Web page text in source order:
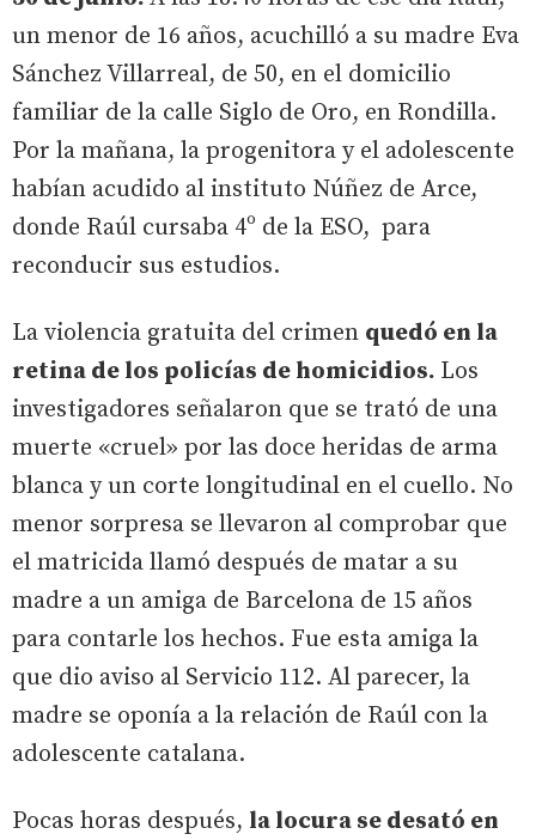
un menor de 16 años, acuchilló a su madre Eva
Sánchez Villarreal, de 50, en el domicilio
familiar de la calle Siglo de Oro, en Rondilla.
Por la mañana, la progenitora y el adolescente
habían acudido al instituto Núñez de Arce,
donde Raúl cursaba 4º de la ESO, para
reconducir sus estudios.
La violencia gratuita del crimen quedó en la
retina de los policías de homicidios. Los
investigadores señalaron que se trató de una
muerte «cruel» por las doce heridas de arma
blanca y un corte longitudinal en el cuello. No
menor sorpresa se llevaron al comprobar que
el matricida llamó después de matar a su
madre a un amiga de Barcelona de 15 años
para contarle los hechos. Fue esta amiga la
que dio aviso al Servicio 112. Al parecer, la
madre se oponía a la relación de Raúl con la
adolescente catalana.
Pocas horas después, la locura se desató en